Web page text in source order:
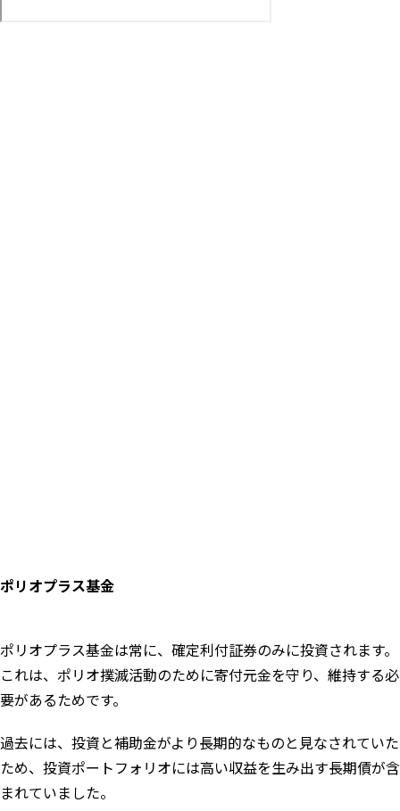
ポリオプラス基金
ポリオプラス基金は常に、確定利付証券のみに投資されます。
これは、ポリオ撲滅活動のために寄付元金を守り、維持する必
要があるためです。
過去には、投資と補助金がより長期的なものと見なされていた
ため、投資ポートフォリオには高い収益を生み出す長期債が含
まれていました。